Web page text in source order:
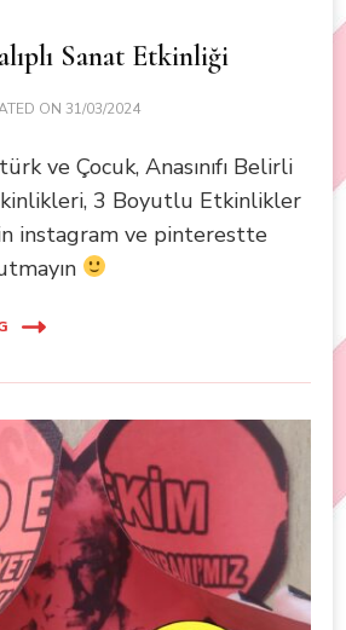
Sanat Etkinliği
ON 31/03/2024
ve Çocuk, Anasınıfı Belirli
3 Boyutlu Etkinlikler
instagram ve pinterestte